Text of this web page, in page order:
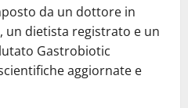
da un dottore in
un dietista registrato e un
Gastrobiotic
aggiornate e